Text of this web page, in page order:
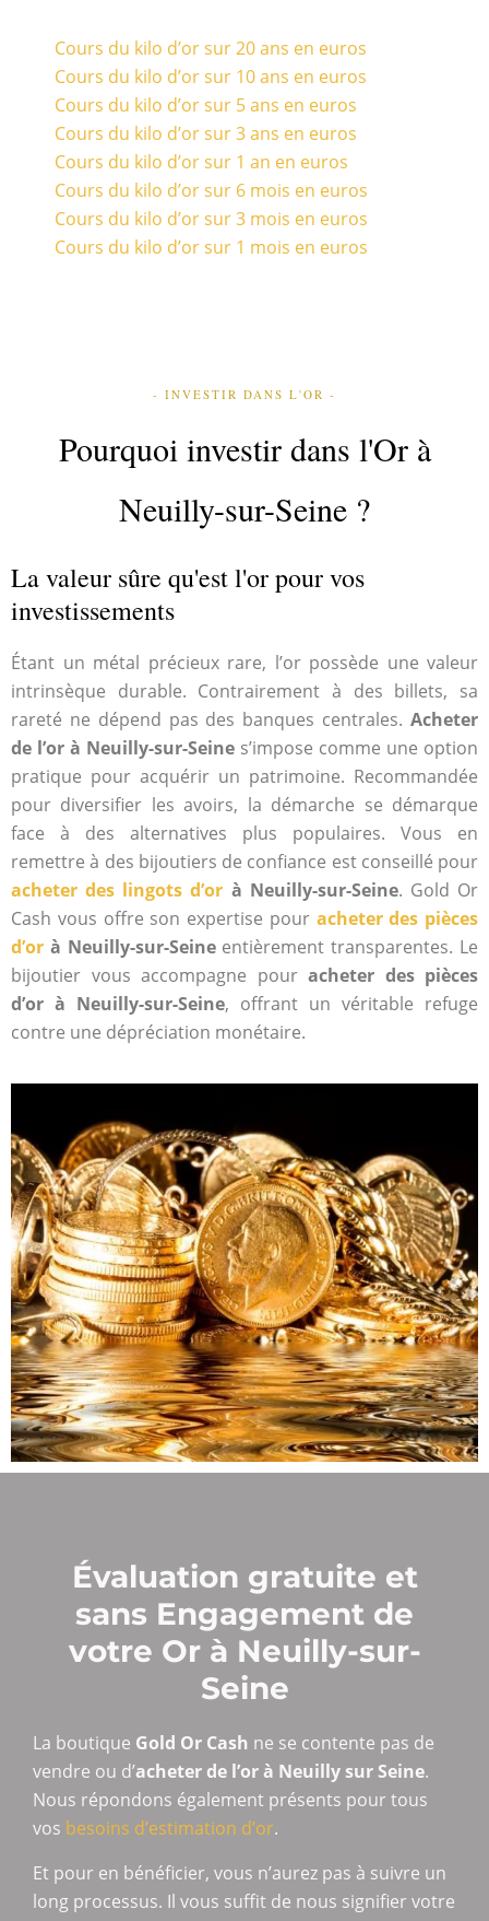
Cours du kilo d’or sur 20 ans en euros
Cours du kilo d’or sur 10 ans en euros
Cours du kilo d’or sur 5 ans en euros
Cours du kilo d’or sur 3 ans en euros
Cours du kilo d’or sur 1 an en euros
Cours du kilo d’or sur 6 mois en euros
Cours du kilo d’or sur 3 mois en euros
Cours du kilo d’or sur 1 mois en euros
- INVESTIR DANS L'OR -
Pourquoi investir dans l'Or à
Neuilly-sur-Seine ?
La valeur sûre qu'est l'or pour vos
investissements
Étant un métal précieux rare, l’or possède une valeur
intrinsèque durable. Contrairement à des billets, sa
rareté ne dépend pas des banques centrales. Acheter
de l’or à Neuilly-sur-Seine s’impose comme une option
pratique pour acquérir un patrimoine. Recommandée
pour diversifier les avoirs, la démarche se démarque
face à des alternatives plus populaires. Vous en
remettre à des bijoutiers de confiance est conseillé pour
acheter des lingots d’or à Neuilly-sur-Seine. Gold Or
Cash vous offre son expertise pour acheter des pièces
d’or à Neuilly-sur-Seineentièrement transparentes. Le
bijoutier vous accompagne pour acheter des pièces
d’or à Neuilly-sur-Seine, offrant un véritable refuge
contre une dépréciation monétaire.
Évaluation gratuite et
sans Engagement de
votre Or à Neuilly-sur-
Seine
La boutique Gold Or Cash ne se contente pas de
vendre ou d’acheter de l’or à Neuilly sur Seine.
Nous répondons également présents pour tous
vos besoins d’estimation d’or.
Et pour en bénéficier, vous n’aurez pas à suivre un
long processus. Il vous suffit de nous signifier votre